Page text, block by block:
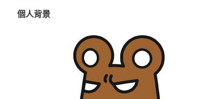
個人背景